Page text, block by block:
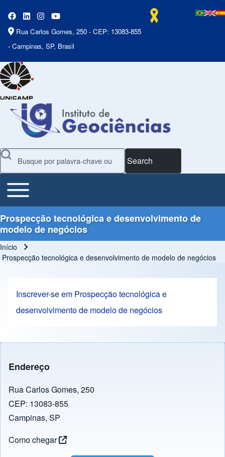
Rua Carlos Gomes, 250 - CEP: 13083-855
- Campinas, SP, Brasil
Search
Main Menu
Toggle main menu
Prospecção tecnológica e desenvolvimento de
modelo de negócios
Trilha de navegação
Início
Prospecção tecnológica e desenvolvimento de modelo de negócios
Inscrever-se em Prospecção tecnológica e
desenvolvimento de modelo de negócios
Endereço
Rua Carlos Gomes, 250
CEP: 13083-855
Campinas, SP
Como chegar